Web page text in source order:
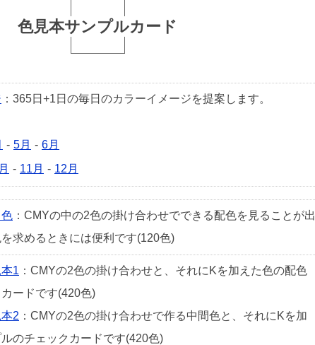
色見本サンプルカード
：365日+1日の毎日のカラーイメージを提案します。
- 5月 - 6月
- 11月 - 12月
：CMYの中の2色の掛け合わせでできる配色を見ることが出
求めるときには便利です(120色)
1 ：CMYの2色の掛け合わせと、それにKを加えた色の配色
ードです(420色)
2 ：CMYの2色の掛け合わせで作る中間色と、それにKを加
のチェックカードです(420色)